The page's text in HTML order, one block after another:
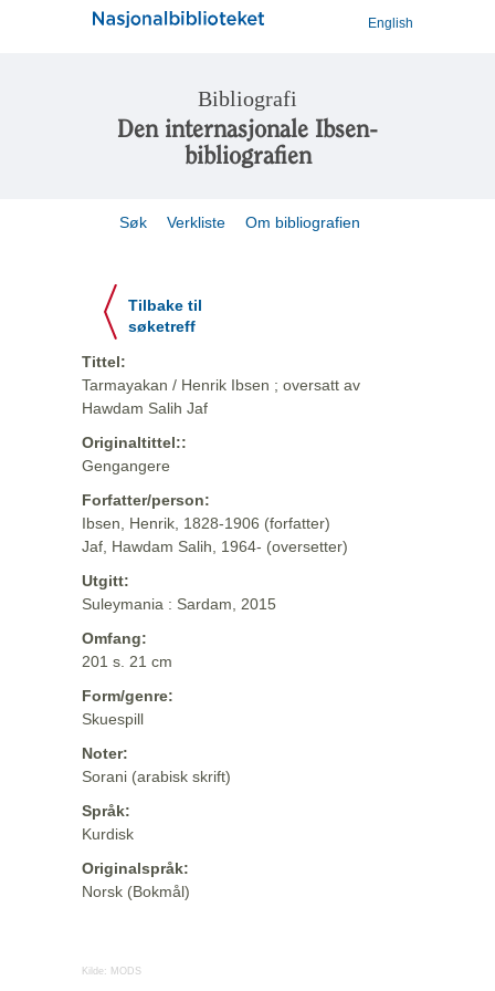
English
Bibliografi
Den internasjonale Ibsen-
bibliografien
Søk Verkliste Om bibliografien
Tilbake til
søketreff
Tittel:
Tarmayakan / Henrik Ibsen ; oversatt av
Hawdam Salih Jaf
Originaltittel::
Gengangere
Forfatter/person:
Ibsen, Henrik, 1828-1906 (forfatter)
Jaf, Hawdam Salih, 1964- (oversetter)
Utgitt:
Suleymania : Sardam, 2015
Omfang:
201 s. 21 cm
Form/genre:
Skuespill
Noter:
Sorani (arabisk skrift)
Språk:
Kurdisk
Originalspråk:
Norsk (Bokmål)
Kilde: MODS